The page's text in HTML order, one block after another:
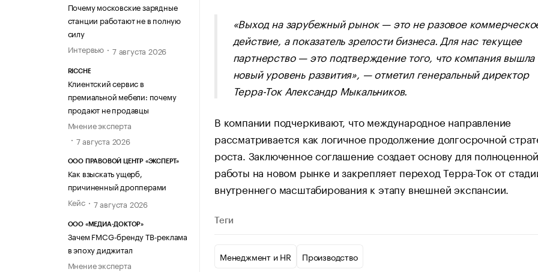
Почему московские зарядные
станции работают не в полную
силу
Интервью
7 августа 2026
RICCHE
Клиентский сервис в
премиальной мебели: почему
продают не продавцы
Мнение эксперта
7 августа 2026
ООО ПРАВОВОЙ ЦЕНТР «ЭКСПЕРТ»
Как взыскать ущерб,
причиненный дропперами
Кейс
7 августа 2026
ООО «МЕДИА-ДОКТОР»
Зачем FMCG-бренду ТВ-реклама
в эпоху диджитал
Мнение эксперта
«Выход на зарубежный рынок — это не разовое
действие, а показатель зрелости бизнеса. Для нас текущее
партнерство — это подтверждение того, что компания вышла
новый уровень развития», — отметил генеральный директор
Терра-Ток Александр Мыкальников.
В компании подчеркивают, что международное направление
рассматривается как логичное продолжение долгосрочной
роста. Заключенное соглашение создает основу для полноценной
работы на новом рынке и закрепляет переход Терра-Ток от
внутреннего масштабирования к этапу внешней экспансии.
Теги
Менеджмент и HR Производство